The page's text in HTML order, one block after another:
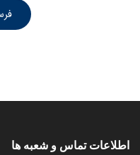
اطلاعات تماس و شعبه ها